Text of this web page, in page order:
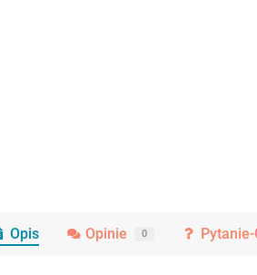
Opis Opinie 0